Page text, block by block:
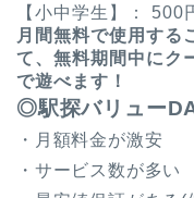
【小中学生】：
月間無料で使用する
て、 無料期間中にク
で遊べます！
◎駅探バリュー
・月額料金が激安
・サービス数が多い